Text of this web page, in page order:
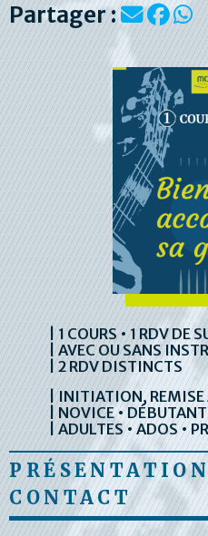
Partager :
| 1 COURS • 1 RDV DE
| AVEC OU SANS
| 2 RDV DISTINCTS
| INITIATION, REMISE
| NOVICE • DÉBUTANT
| ADULTES • ADOS •
CONTACT